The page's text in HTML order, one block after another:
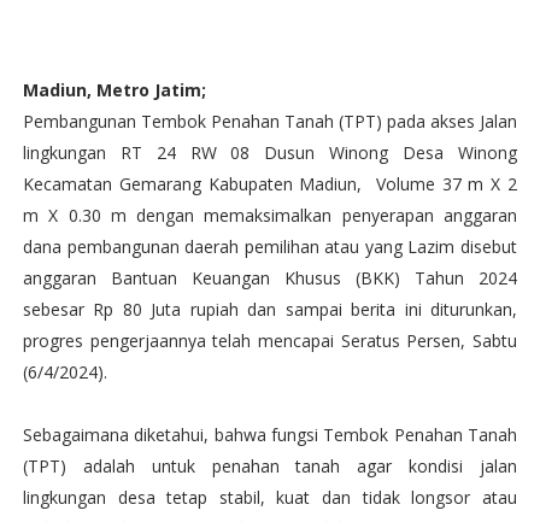
Madiun, Metro Jatim;
Pembangunan Tembok Penahan Tanah (TPT) pada akses Jalan
lingkungan RT 24 RW 08 Dusun Winong Desa Winong
Kecamatan Gemarang Kabupaten Madiun, Volume 37 m X 2
m X 0.30 m dengan memaksimalkan penyerapan anggaran
dana pembangunan daerah pemilihan atau yang Lazim disebut
anggaran Bantuan Keuangan Khusus (BKK) Tahun 2024
sebesar Rp 80 Juta rupiah dan sampai berita ini diturunkan,
progres pengerjaannya telah mencapai Seratus Persen, Sabtu
(6/4/2024).
Sebagaimana diketahui, bahwa fungsi Tembok Penahan Tanah
(TPT) adalah untuk penahan tanah agar kondisi jalan
lingkungan desa tetap stabil, kuat dan tidak longsor atau